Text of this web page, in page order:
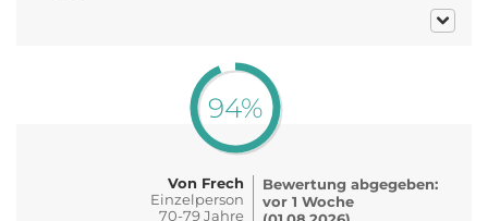
94%
Von Frech
Einzelperson
70-79 Jahre
Bewertung abgegeben:
vor 1 Woche